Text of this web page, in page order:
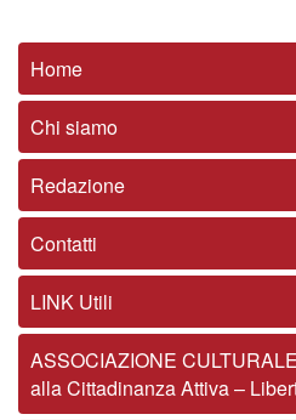
Home
Chi siamo
Redazione
Contatti
LINK Utili
ASSOCIAZIONE
alla Cittadinanza Attiva –